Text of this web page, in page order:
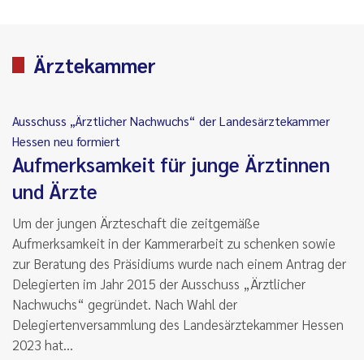
Ärztekammer
Ausschuss „Ärztlicher Nachwuchs“ der Landesärztekammer
Hessen neu formiert
Aufmerksamkeit für junge Ärztinnen
und Ärzte
Um der jungen Ärzteschaft die zeitgemäße
Aufmerksamkeit in der Kammerarbeit zu schenken sowie
zur Beratung des Präsidiums wurde nach einem Antrag der
Delegierten im Jahr 2015 der Ausschuss „Ärztlicher
Nachwuchs“ gegründet. Nach Wahl der
Delegiertenversammlung des Landesärztekammer Hessen
2023 hat…